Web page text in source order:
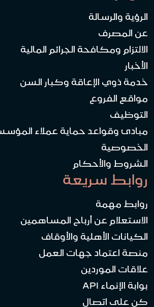
الرؤية والرسالة
عن المصرف
الالتزام ومكافحة الجرائم المالية
الأخبار
خدمة ذوي الإعاقة وكبار السن
مواقع الفروع
التوظيف
مبادئ وقواعد حماية عملاء
الخصوصية
الشروط والأحكام
روابط سريعة
روابط مهمة
الاستعلام عن أرباح المساهمين
الكيانات الأهلية والأوقاف
منصة اعتماد جهات العمل
علاقات الموردين
بوابة الإنماء API
كن على اتصال